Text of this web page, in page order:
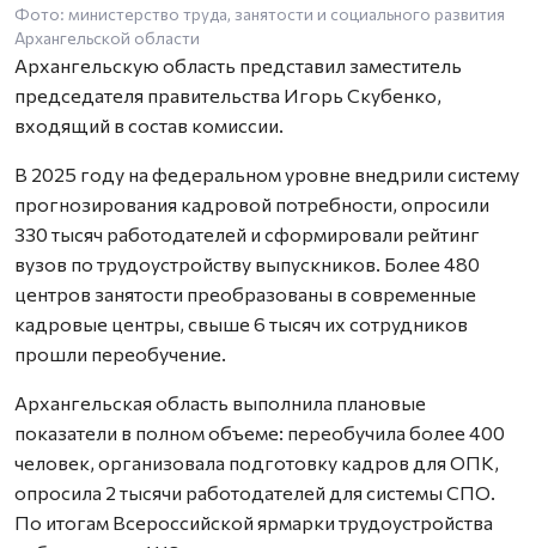
Фото: министерство труда, занятости и социального развития
Архангельской области
Архангельскую область представил заместитель
председателя правительства Игорь Скубенко,
входящий в состав комиссии.
В 2025 году на федеральном уровне внедрили систему
прогнозирования кадровой потребности, опросили
330 тысяч работодателей и сформировали рейтинг
вузов по трудоустройству выпускников. Более 480
центров занятости преобразованы в современные
кадровые центры, свыше 6 тысяч их сотрудников
прошли переобучение.
Архангельская область выполнила плановые
показатели в полном объеме: переобучила более 400
человек, организовала подготовку кадров для ОПК,
опросила 2 тысячи работодателей для системы СПО.
По итогам Всероссийской ярмарки трудоустройства